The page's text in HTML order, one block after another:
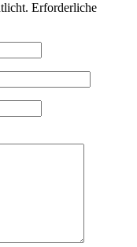
Erforderliche